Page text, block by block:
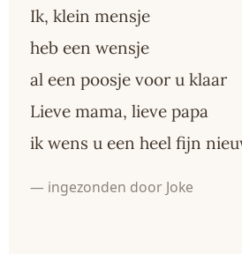
Ik, klein mensje
heb een wensje
al een poosje voor u klaar
Lieve mama, lieve papa
ik wens u een heel fijn
— ingezonden door Joke